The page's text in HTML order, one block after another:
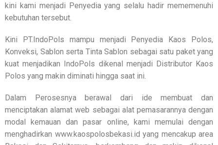
kini kami menjadi Penyedia yang selalu hadir mememenuhi
kebutuhan tersebut.
Kini PT.IndoPols mampu menjadi Penyedia Kaos Polos,
Konveksi, Sablon serta Tinta Sablon sebagai satu paket yang
kuat menjadikan IndoPols dikenal menjadi Distributor Kaos
Polos yang makin diminati hingga saat ini.
Dalam Perosesnya berawal dari ide membuat dan
menciptakan alamat web sebagai alat pemasarannya dengan
modal kemauan dan pasar online, kami memulai dengan
menghadirkan www.kaospolosbekasi.id yang mencakup area